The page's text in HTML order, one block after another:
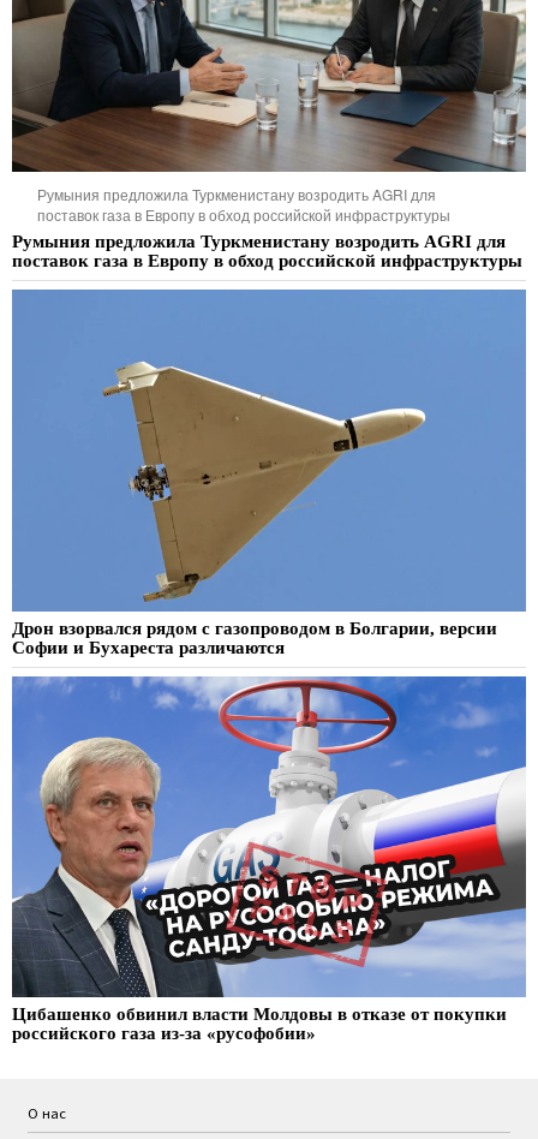
Румыния предложила Туркменистану возродить AGRI для
поставок газа в Европу в обход российской инфраструктуры
Румыния предложила Туркменистану возродить AGRI для
поставок газа в Европу в обход российской инфраструктуры
Дрон взорвался рядом с газопроводом в Болгарии, версии
Софии и Бухареста различаются
Цибашенко обвинил власти Молдовы в отказе от покупки
российского газа из-за «русофобии»
О нас